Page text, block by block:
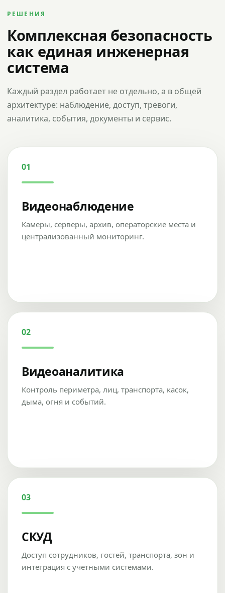
РЕШЕНИЯ
Комплексная безопасность
как единая инженерная
система
Каждый раздел работает не отдельно, а в общей
архитектуре: наблюдение, доступ, тревоги,
аналитика, события, документы и сервис.
01
Видеонаблюдение
Камеры, серверы, архив, операторские места и
централизованный мониторинг.
02
Видеоаналитика
Контроль периметра, лиц, транспорта, касок,
дыма, огня и событий.
03
СКУД
Доступ сотрудников, гостей, транспорта, зон и
интеграция с учетными системами.